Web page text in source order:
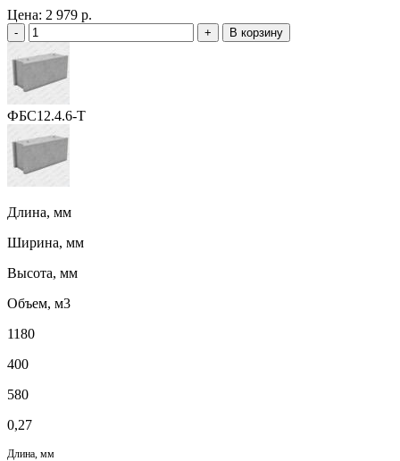
Цена: 2 979 р.
- + В корзину
ФБС12.4.6-Т
Длина, мм
Ширина, мм
Высота, мм
Объем, м3
1180
400
580
0,27
Длина, мм